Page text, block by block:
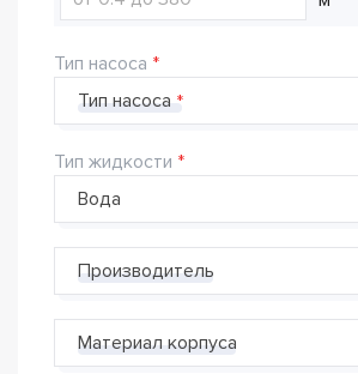
Тип насоса
Тип насоса
Тип жидкости
Производитель
Материал корпуса